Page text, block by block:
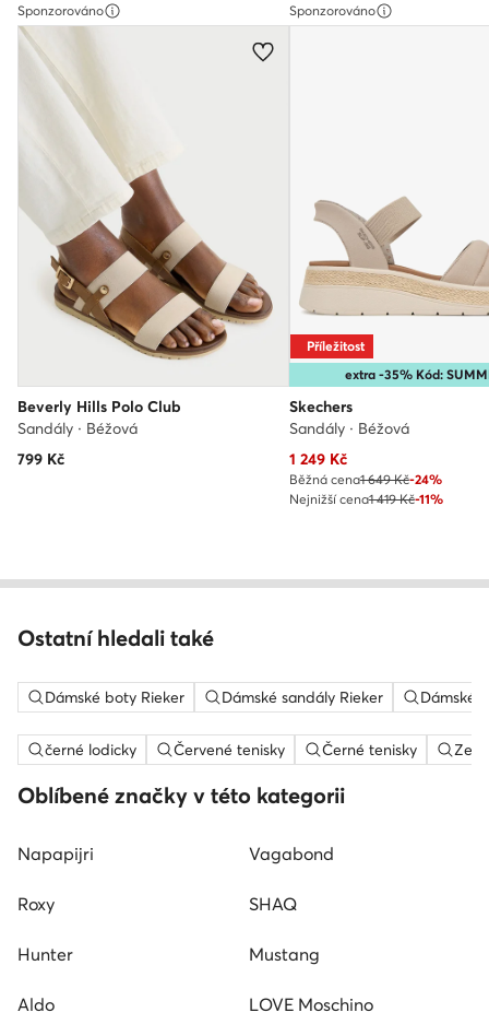
Sponzorováno
Beverly Hills Polo Club
Sandály · Béžová
799 Kč
Sponzorováno
extra -35% Kód:
Příležitost
Skechers
Sandály · Béžová
Aktuální cena
1 249Kč
Běžná cena1 649 Kč-24%
Nejnižší cena1 419 Kč-11%
Ostatní hledali také
Dámské boty Rieker Dámské sandály Rieker Dámské
černé lodicky Červené tenisky Černé tenisky
Oblíbené značky v této kategorii
Napapijri Vagabond
Roxy SHAQ
Hunter Mustang
Aldo LOVE Moschino